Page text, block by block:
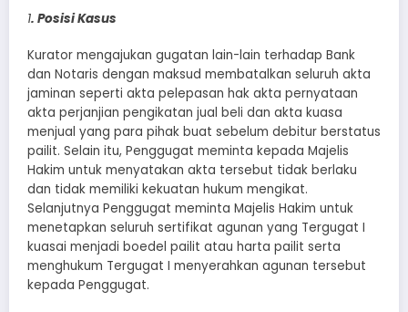
1. Posisi Kasus
Kurator mengajukan gugatan lain-lain terhadap Bank
dan Notaris dengan maksud membatalkan seluruh akta
jaminan seperti akta pelepasan hak akta pernyataan
akta perjanjian pengikatan jual beli dan akta kuasa
menjual yang para pihak buat sebelum debitur berstatus
pailit. Selain itu, Penggugat meminta kepada Majelis
Hakim untuk menyatakan akta tersebut tidak berlaku
dan tidak memiliki kekuatan hukum mengikat.
Selanjutnya Penggugat meminta Majelis Hakim untuk
menetapkan seluruh sertifikat agunan yang Tergugat I
kuasai menjadi boedel pailit atau harta pailit serta
menghukum Tergugat I menyerahkan agunan tersebut
kepada Penggugat.